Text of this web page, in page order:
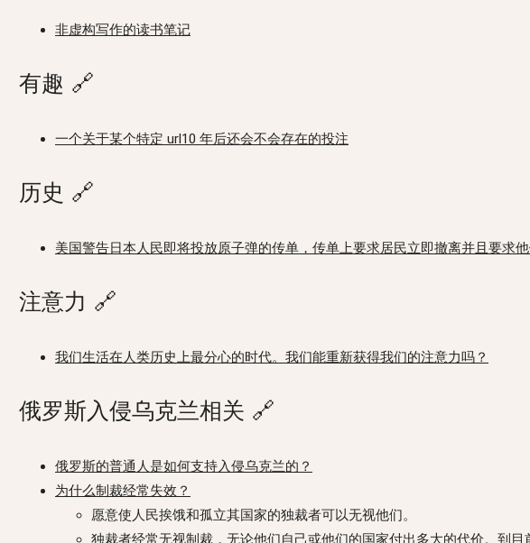
非虚构写作的读书笔记
有趣 🔗
一个关于某个特定 url10 年后还会不会存在的投注
历史 🔗
美国警告日本人民即将投放原子弹的传单，传单上要求居民立即撤离并且要求
注意力 🔗
我们生活在人类历史上最分心的时代。我们能重新获得我们的注意力吗？
俄罗斯入侵乌克兰相关 🔗
俄罗斯的普通人是如何支持入侵乌克兰的？
为什么制裁经常失效？
愿意使人民挨饿和孤立其国家的独裁者可以无视他们。
独裁者经常无视制裁，无论他们自己或他们的国家付出多大的代价。到目